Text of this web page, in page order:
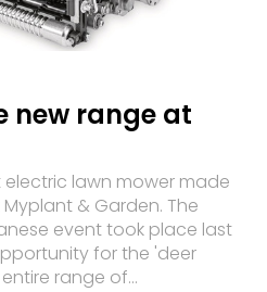
new range at
electric lawn mower made
& Garden. The
event took place last
for the 'deer
range of...